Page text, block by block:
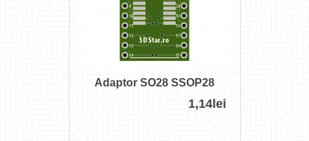
Adaptor SO28 SSOP28
1,14lei